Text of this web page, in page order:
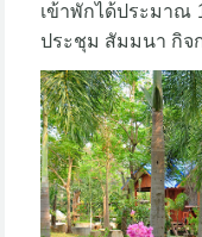
เข้าพักได้ประมาณ
ประชุม สัมมนา กิจ